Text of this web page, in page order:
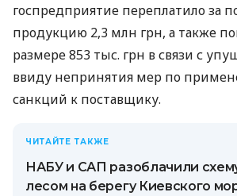
госпредприятие переплатило за
продукцию 2,3 млн грн, а также
размере 853 тыс. грн в связи с
ввиду непринятия мер по
санкций к поставщику.
ЧИТАЙТЕ ТАКЖЕ
НАБУ и САП разоблачили
лесом на берегу Киевского